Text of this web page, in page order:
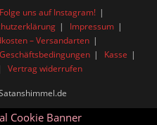
Folge uns auf Instagram!
Impressum
– Versandarten
Kasse
Vertrag widerrufen
Cookie Banner